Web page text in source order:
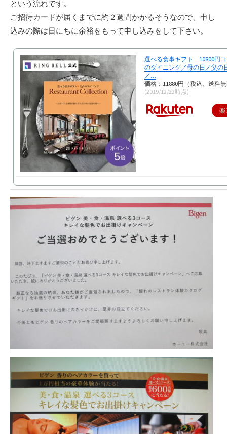
という流れです。
ご招待カードが届くまでに約２週間かかるそうなので、申し
込みの際は日にちに余裕をもって申し込みをして下さい。
選べる食事ギフト 10800円
のダイニング／母の日／父の
／…
価格：11880円（税込、送料
(2019/12/22時点)
楽